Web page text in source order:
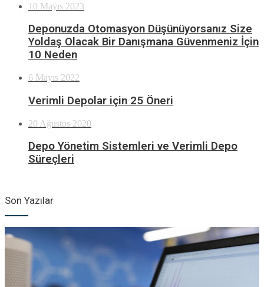
10 Mayıs 2023
Deponuzda Otomasyon Düşünüyorsanız Size
Yoldaş Olacak Bir Danışmana Güvenmeniz İçin
10 Neden
6 Mayıs 2022
Verimli Depolar için 25 Öneri
20 Ağustos 2020
Depo Yönetim Sistemleri ve Verimli Depo
Süreçleri
Son Yazılar